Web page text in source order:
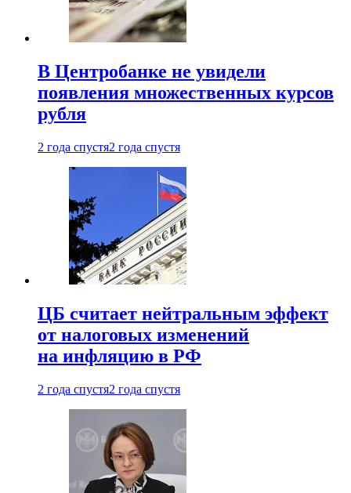
В Центробанке не увидели
появления множественных курсов
рубля
2 года спустя2 года спустя
ЦБ считает нейтральным эффект
от налоговых изменений
на инфляцию в РФ
2 года спустя2 года спустя